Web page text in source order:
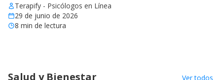
Terapify - Psicólogos en Línea
29 de junio de 2026
8 min de lectura
Salud y Bienestar Ver todos